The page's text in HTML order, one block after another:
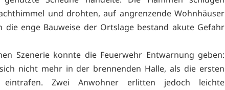
und drohten, auf angrenzende Wohnhäuser
die enge Bauweise der Ortslage bestand akute Gefahr
Szenerie konnte die Feuerwehr Entwarnung geben:
nicht mehr in der brennenden Halle, als die ersten
eintrafen. Zwei Anwohner erlitten jedoch leichte